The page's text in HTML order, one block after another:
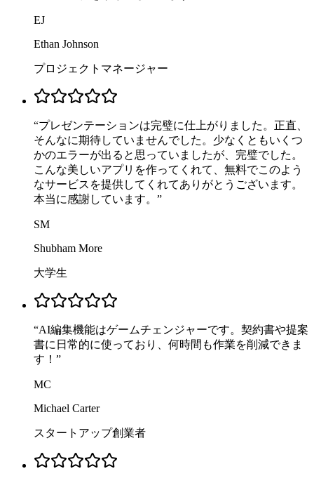
EJ
Ethan Johnson
プロジェクトマネージャー
“プレゼンテーションは完璧に仕上がりました。正直、
そんなに期待していませんでした。少なくともいくつ
かのエラーが出ると思っていましたが、完璧でした。
こんな美しいアプリを作ってくれて、無料でこのよう
なサービスを提供してくれてありがとうございます。
本当に感謝しています。 ”
SM
Shubham More
大学生
“AI編集機能はゲームチェンジャーです。契約書や提案
書に日常的に使っており、何時間も作業を削減できま
す！ ”
MC
Michael Carter
スタートアップ創業者